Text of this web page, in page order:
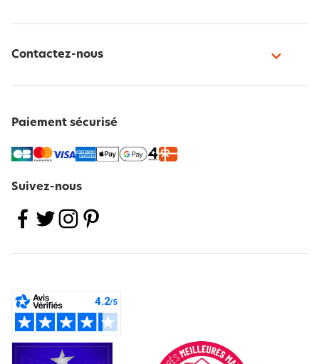
Contactez-nous
Paiement sécurisé
Suivez-nous